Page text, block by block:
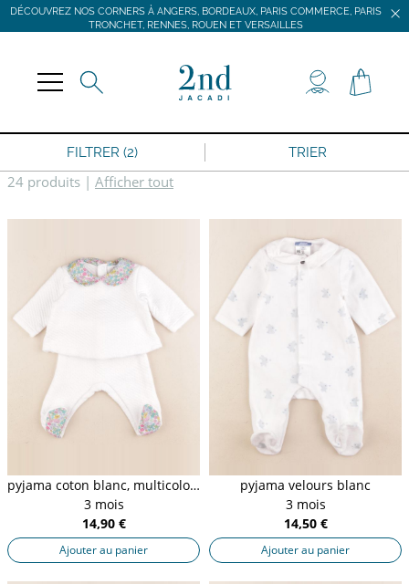
DÉCOUVREZ NOS CORNERS À ANGERS, BORDEAUX, PARIS COMMERCE, PARIS
TRONCHET, RENNES, ROUEN ET VERSAILLES
DÉCOUVREZ NOS CORNERS À ANGERS, BORDEAUX, PARIS COMMERCE, PARIS
TRONCHET, RENNES, ROUEN ET VERSAILLES
FILTRER (2) TRIER
24 produits | Afficher tout
pyjama coton blanc, multicolore
3 mois
14,90 €
Ajouter au panier
pyjama velours blanc
3 mois
14,50 €
Ajouter au panier